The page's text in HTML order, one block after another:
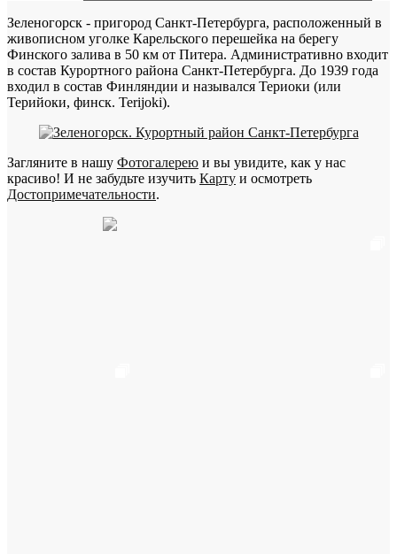
Зеленогорск - пригород Санкт-Петербурга, расположенный в
живописном уголке Карельского перешейка на берегу
Финского залива в 50 км от Питера. Административно входит
в состав Курортного района Санкт-Петербурга. До 1939 года
входил в состав Финляндии и назывался Териоки (или
Терийоки, финск. Terijoki).
Загляните в нашу Фотогалерею и вы увидите, как у нас
красиво! И не забудьте изучить Карту и осмотреть
Достопримечательности.